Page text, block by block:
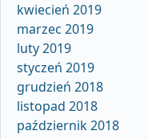
kwiecień 2019
marzec 2019
luty 2019
styczeń 2019
grudzień 2018
listopad 2018
październik 2018